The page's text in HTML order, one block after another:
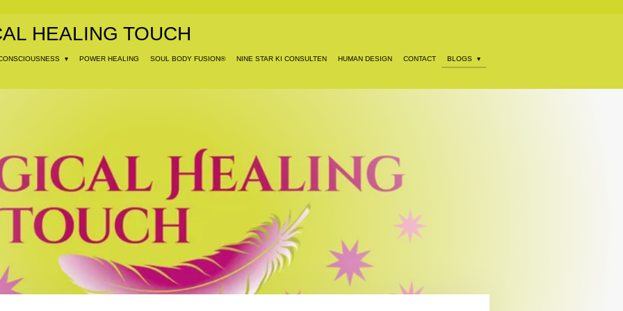
HEALING TOUCH
POWER HEALING SOUL BODY FUSION® NINE STAR KI CONSULTEN HUMAN DESIGN CONTACT BLOGS